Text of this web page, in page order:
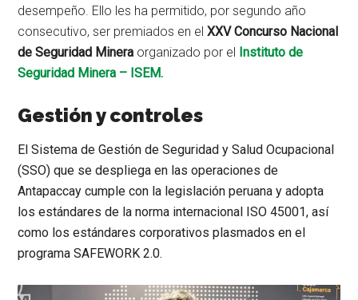
desempeño. Ello les ha permitido, por segundo año
consecutivo, ser premiados en elXXV Concurso Nacional
de Seguridad Minera organizado por el Instituto de
Seguridad Minera – ISEM.
Gestión y controles
El Sistema de Gestión de Seguridad y Salud Ocupacional
(SSO) que se despliega en las operaciones de
Antapaccay cumple con la legislación peruana y adopta
los estándares de la norma internacional ISO 45001, así
como los estándares corporativos plasmados en el
programa SAFEWORK 2.0.